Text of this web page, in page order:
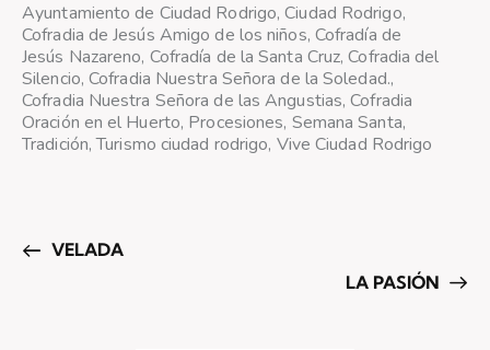
Ayuntamiento de Ciudad Rodrigo,Ciudad Rodrigo,
Cofradia de Jesús Amigo de los niños, Cofradía de
Jesús Nazareno, Cofradía de la Santa Cruz,Cofradia del
Silencio,Cofradia Nuestra Señora de la Soledad.,
Cofradia Nuestra Señora de las Angustias,Cofradia
Oración en el Huerto, Procesiones, Semana Santa,
Tradición,Turismo ciudad rodrigo, Vive Ciudad Rodrigo
VELADA
LA PASIÓN